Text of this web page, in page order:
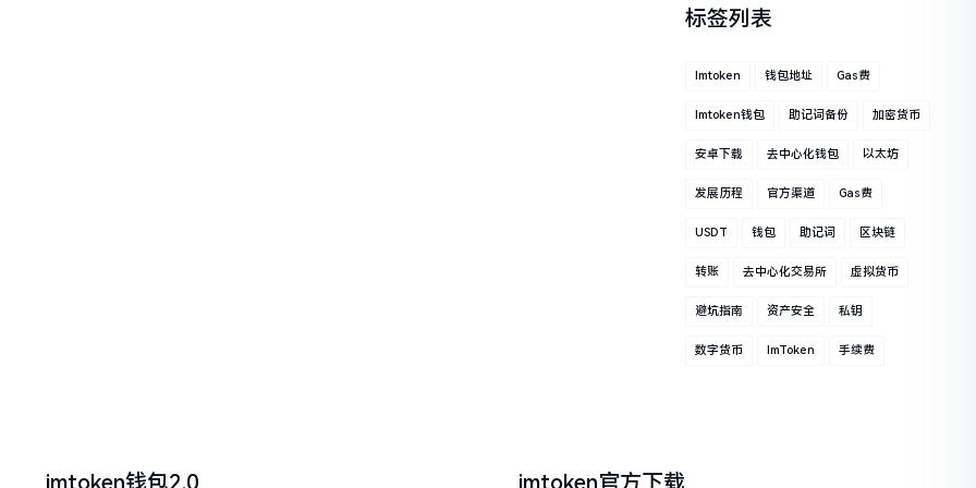
标签列表
Imtoken 钱包地址 Gas费
Imtoken钱包 助记词备份 加密货币
安卓下载 去中心化钱包 以太坊
发展历程 官方渠道 Gas费
USDT 钱包 助记词 区块链
转账 去中心化交易所 虚拟货币
避坑指南 资产安全 私钥
数字货币 ImToken 手续费